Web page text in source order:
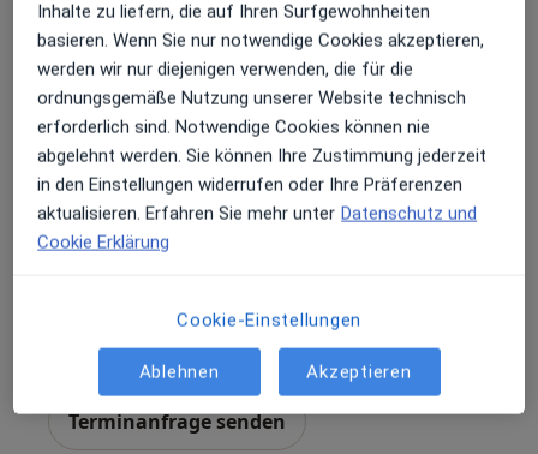
Alexander Haum
Heilpraktiker, Chiropraktiker·Mehr
685 Bewertungen
Terminanfrage senden
Inhalte zu liefern, die auf Ihren Surfgewohnheiten
basieren. Wenn Sie nur notwendige Cookies akzeptieren,
werden wir nur diejenigen verwenden, die für die
ordnungsgemäße Nutzung unserer Website technisch
erforderlich sind. Notwendige Cookies können nie
abgelehnt werden. Sie können Ihre Zustimmung jederzeit
in den Einstellungen widerrufen oder Ihre Präferenzen
aktualisieren. Erfahren Sie mehr unter Datenschutz und
Cookie Erklärung
Cookie-Einstellungen
Ablehnen Akzeptieren